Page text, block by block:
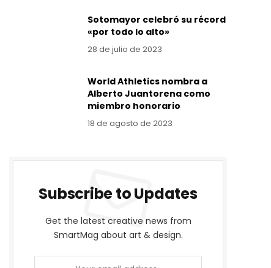
Sotomayor celebró su récord
«por todo lo alto»
28 de julio de 2023
World Athletics nombra a
Alberto Juantorena como
miembro honorario
18 de agosto de 2023
Subscribe to Updates
Get the latest creative news from
SmartMag about art & design.